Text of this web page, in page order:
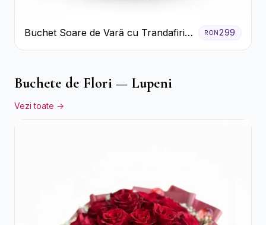
Buchet Soare de Vară cu Trandafiri
Galbeni și Crizanteme Albe
RON299
Buchete de Flori — Lupeni
Vezi toate →